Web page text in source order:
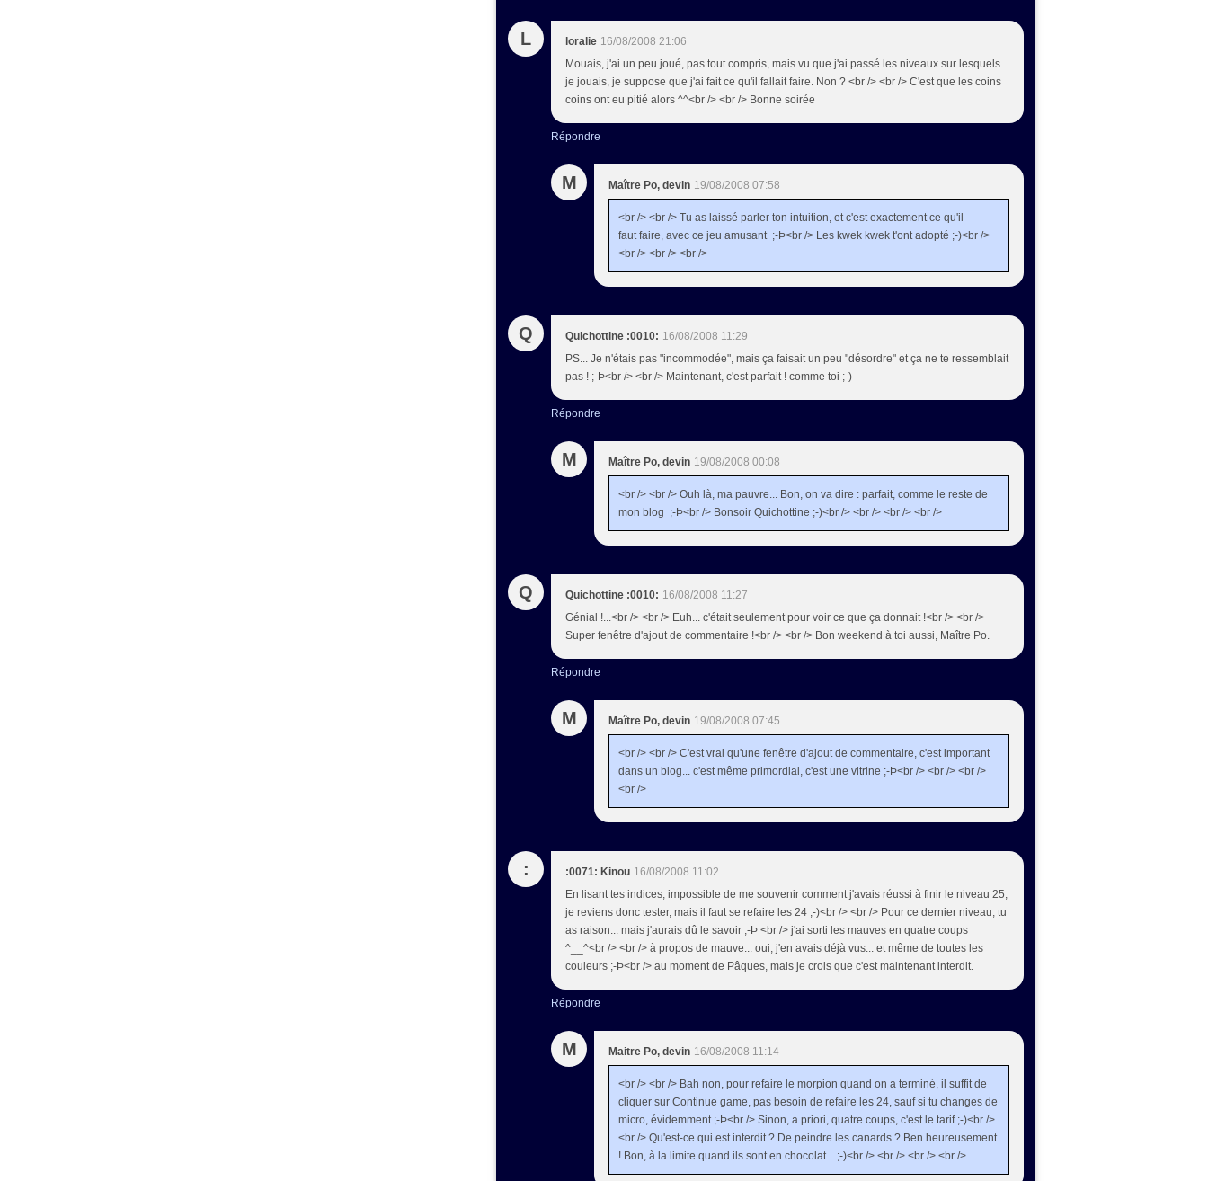
L loralie 16/08/2008 21:06
Mouais, j'ai un peu joué, pas tout compris, mais vu que j'ai passé les niveaux sur lesquels
je jouais, je suppose que j'ai fait ce qu'il fallait faire. Non ? <br /> <br /> C'est que les coins
coins ont eu pitié alors ^^<br /> <br /> Bonne soirée
Répondre
M Maître Po, devin 19/08/2008 07:58
<br /> <br /> Tu as laissé parler ton intuition, et c'est exactement ce qu'il
faut faire, avec ce jeu amusant ;-Þ<br /> Les kwek kwek t'ont adopté ;-)<br />
<br /> <br /> <br />
Q Quichottine :0010: 16/08/2008 11:29
PS... Je n'étais pas "incommodée", mais ça faisait un peu "désordre" et ça ne te ressemblait
pas ! ;-Þ<br /> <br /> Maintenant, c'est parfait ! comme toi ;-)
Répondre
M Maître Po, devin 19/08/2008 00:08
<br /> <br /> Ouh là, ma pauvre... Bon, on va dire : parfait, comme le reste de
mon blog ;-Þ<br /> Bonsoir Quichottine ;-)<br /> <br /> <br /> <br />
Q Quichottine :0010: 16/08/2008 11:27
Génial !...<br /> <br /> Euh... c'était seulement pour voir ce que ça donnait !<br /> <br />
Super fenêtre d'ajout de commentaire !<br /> <br /> Bon weekend à toi aussi, Maître Po.
Répondre
M Maître Po, devin 19/08/2008 07:45
<br /> <br /> C'est vrai qu'une fenêtre d'ajout de commentaire, c'est important
dans un blog... c'est même primordial, c'est une vitrine ;-Þ<br /> <br /> <br />
<br />
: :0071: Kinou 16/08/2008 11:02
En lisant tes indices, impossible de me souvenir comment j'avais réussi à finir le niveau 25,
je reviens donc tester, mais il faut se refaire les 24 ;-)<br /> <br /> Pour ce dernier niveau, tu
as raison... mais j'aurais dû le savoir ;-Þ <br /> j'ai sorti les mauves en quatre coups
^__^<br /> <br /> à propos de mauve... oui, j'en avais déjà vus... et même de toutes les
couleurs ;-Þ<br /> au moment de Pâques, mais je crois que c'est maintenant interdit.
Répondre
M Maitre Po, devin 16/08/2008 11:14
<br /> <br /> Bah non, pour refaire le morpion quand on a terminé, il suffit de
cliquer sur Continue game, pas besoin de refaire les 24, sauf si tu changes de
micro, évidemment ;-Þ<br /> Sinon, a priori, quatre coups, c'est le tarif ;-)<br />
<br /> Qu'est-ce qui est interdit ? De peindre les canards ? Ben heureusement
! Bon, à la limite quand ils sont en chocolat... ;-)<br /> <br /> <br /> <br />